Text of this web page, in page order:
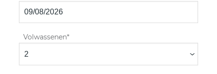
Volwassenen